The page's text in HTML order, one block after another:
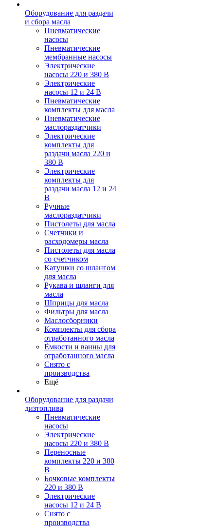
Оборудование для раздачи
и сбора масла
Пневматические
насосы
Пневматические
мембранные насосы
Электрические
насосы 220 и 380 В
Электрические
насосы 12 и 24 В
Пневматические
комплекты для масла
Пневматические
маслораздатчики
Электрические
комплекты для
раздачи масла 220 и
380 В
Электрические
комплекты для
раздачи масла 12 и 24
В
Ручные
маслораздатчики
Пистолеты для масла
Счетчики и
расходомеры масла
Пистолеты для масла
со счетчиком
Катушки со шлангом
для масла
Рукава и шланги для
масла
Шприцы для масла
Фильтры для масла
Маслосборники
Комплекты для сбора
отработанного масла
Ёмкости и ванны для
отработанного масла
Снято с
производства
Ещё
Оборудование для раздачи
дизтоплива
Пневматические
насосы
Электрические
насосы 220 и 380 В
Переносные
комплекты 220 и 380
В
Бочковые комплекты
220 и 380 В
Электрические
насосы 12 и 24 В
Снято с
производства